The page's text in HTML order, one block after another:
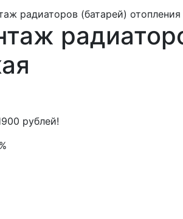
радиаторов (батарей)
рублей!